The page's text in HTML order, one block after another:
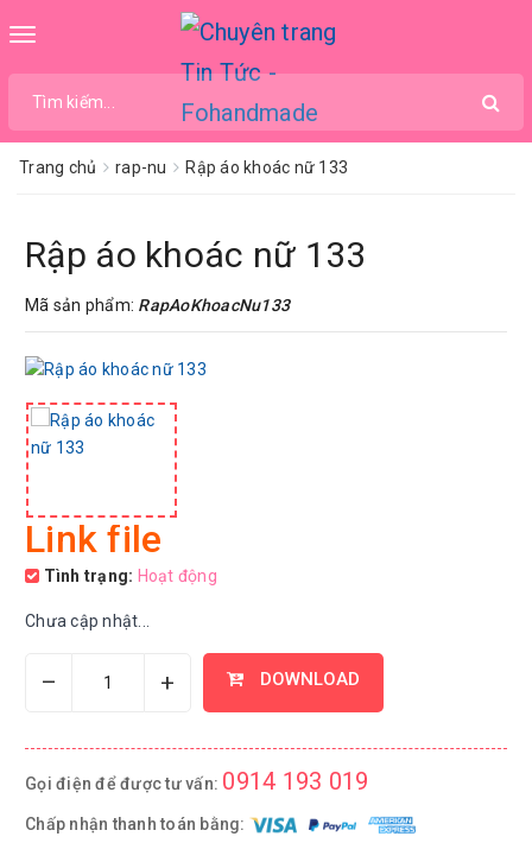
Toggle
Trang chủ rap-nu Rập áo khoác nữ 133
Rập áo khoác nữ 133
Mã sản phẩm: RapAoKhoacNu133
Link file
Tình trạng: Hoạt động
Chưa cập nhật...
– + DOWNLOAD
Gọi điện để được tư vấn: 0914 193 019
Chấp nhận thanh toán bằng: